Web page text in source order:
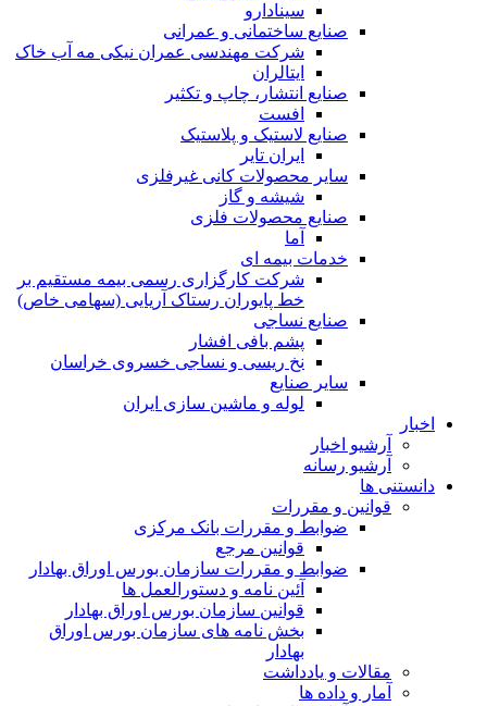
سینادارو
صنایع ساختمانی و عمرانی
شرکت مهندسی عمران نیکی مه آب خاک
ایتالران
صنایع انتشار، چاپ و تکثير
افست
صنایع لاستیک و پلاستیک
ایران تایر
ساير محصولات كانی غيرفلزی
شیشه و گاز
صنایع محصولات فلزی
آما
خدمات بیمه ای
شرکت کارگزاری رسمی بیمه مستقیم بر
خط پایوران رستاک آریایی (سهامی خاص)
صنایع نساجی
پشم بافی افشار
نخ ریسی و نساجی خسروی خراسان
سایر صنایع
لوله و ماشین سازی ایران
اخبار
آرشیو اخبار
آرشیو رسانه
دانستنی ها
قوانین و مقررات
ضوابط و مقررات بانک مرکزی
قوانين مرجع
ضوابط و مقررات سازمان بورس اوراق بهادار
آئین نامه و دستورالعمل ها
قوانین سازمان بورس اوراق بهادار
بخش نامه های سازمان بورس اوراق
بهادار
مقالات و یادداشت
آمار و داده ها